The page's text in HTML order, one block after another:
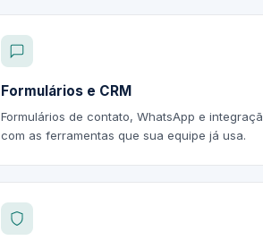
Formulários e CRM
Formulários de contato, WhatsApp e
com as ferramentas que sua equipe já usa.